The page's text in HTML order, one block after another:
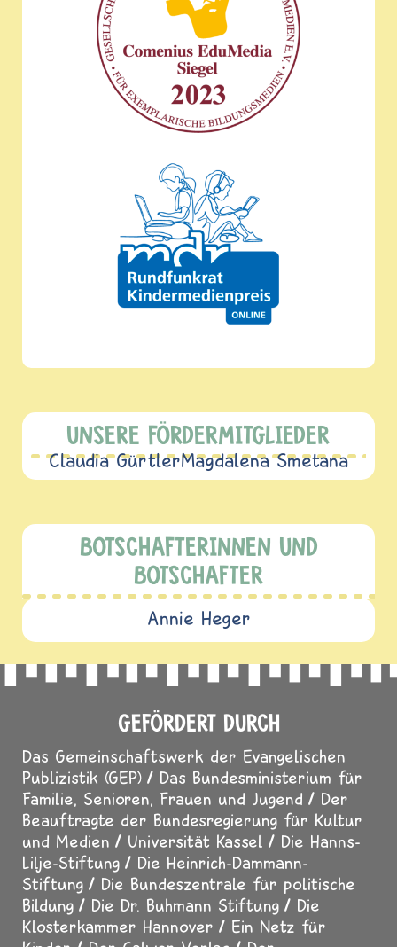
UNSERE FÖRDERMITGLIEDER
Claudia GürtlerMagdalena Smetana
BOTSCHAFTERINNEN UND
BOTSCHAFTER
Annie Heger
GEFÖRDERT DURCH
Das Gemeinschaftswerk der Evangelischen
Publizistik (GEP)
Das Bundesministerium für
Familie, Senioren, Frauen und Jugend
Der
Beauftragte der Bundesregierung für Kultur
und Medien
Universität Kassel
Die Hanns-
Lilje-Stiftung
Die Heinrich-Dammann-
Stiftung
Die Bundeszentrale für politische
Bildung
Die Dr. Buhmann Stiftung
Die
Klosterkammer Hannover
Ein Netz für